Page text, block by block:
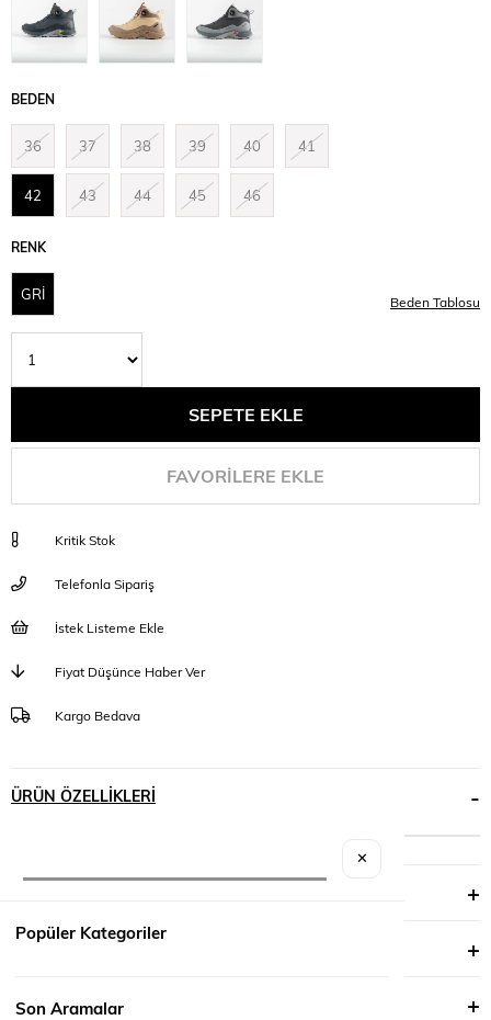
BEDEN
36 37 38 39 40 41
42 43 44 45 46
RENK
GRİ Beden Tablosu
FAVORILERE EKLE
Kritik Stok
Telefonla Sipariş
İstek Listeme Ekle
Fiyat Düşünce Haber Ver
Kargo Bedava
ÜRÜN ÖZELLIKLERI
ÖDEME SEÇENEKLERI
ÜRÜN ÖNERILERI
✕
Popüler Kategoriler
Son Aramalar